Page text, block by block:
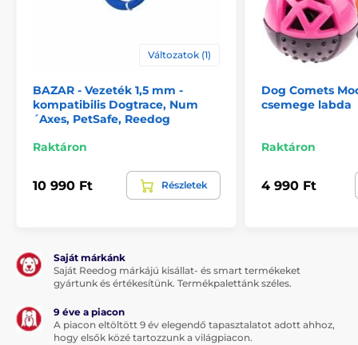
A termék előnyei:
Kiváló tapadás (a padlóhoz)
Csúszásgátló alátét
A termék hátrányai:
Változatok (1)
BAZAR - Vezeték 1,5 mm -
kompatibilis Dogtrace, Num
´Axes, PetSafe, Reedog
Raktáron
10 990 Ft Részletek
Dog Comets
csemege labda
Raktáron
4 990 Ft
Saját márkánk
Saját Reedog márkájú kisállat- és smart termékeket
gyártunk és értékesítünk. Termékpalettánk széles.
9 éve a piacon
A piacon eltöltött 9 év elegendő tapasztalatot adott ahhoz,
hogy elsők közé tartozzunk a világpiacon.